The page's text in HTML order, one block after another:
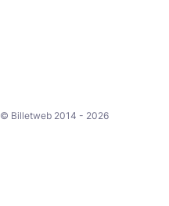
© Billetweb 2014 - 2026